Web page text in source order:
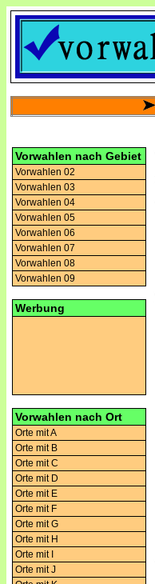
Vorwahlen nach Gebiet
Vorwahlen 02
Vorwahlen 03
Vorwahlen 04
Vorwahlen 05
Vorwahlen 06
Vorwahlen 07
Vorwahlen 08
Vorwahlen 09
Werbung
Vorwahlen nach Ort
Orte mit A
Orte mit B
Orte mit C
Orte mit D
Orte mit E
Orte mit F
Orte mit G
Orte mit H
Orte mit I
Orte mit J